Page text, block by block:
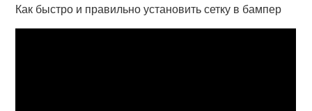
Как быстро и правильно установить сетку в бампер